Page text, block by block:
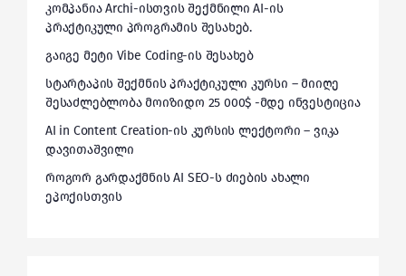
კომპანია Archi-ისთვის შექმნილი AI-ის
პრაქტიკული პროგრამის შესახებ.
გაიგე მეტი Vibe Coding-ის შესახებ
სტარტაპის შექმნის პრაქტიკული კურსი – მიიღე
შესაძლებლობა მოიზიდო 25 000$ -მდე ინვესტიცია
AI in Content Creation-ის კურსის ლექტორი – ვიკა
დავითაშვილი
როგორ გარდაქმნის AI SEO-ს ძიების ახალი
ეპოქისთვის